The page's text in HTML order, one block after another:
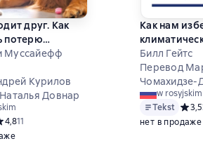
друг. Как
потерю
питомца
Курилов
Довнар
рейтинг 4,8 на основе 11 оценок
4,811
Как нам
катастрофы.
которые у
Прорывы,
нужны
Билл Гейтс
Перевод
Чомахидзе-
w rosyjskim
Tekst
3,5
нет в продаже